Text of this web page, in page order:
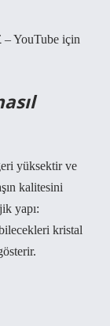
– YouTube için
yüksektir ve
kalitesini
yapı:
kristal